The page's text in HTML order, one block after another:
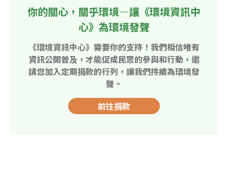
你的關心，關乎環境—讓《環境資訊中
心》為環境發聲
《環境資訊中心》需要你的支持！我們相信唯有
資訊公開普及，才能促成民眾的參與和行動，邀
請您加入定期捐款的行列，讓我們持續為環境發
聲。
前往捐款